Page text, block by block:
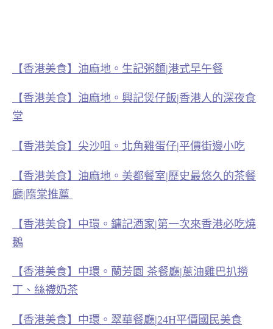
【香港美食】油麻地。生記粥麵|港式早午餐
【香港美食】油麻地。興記煲仔飯|香港人的深夜食
堂
【香港美食】尖沙咀。北角雞蛋仔|平價街邊小吃
【香港美食】油麻地。美都餐室|歷史最悠久的茶餐
廳|隋棠推薦
【香港美食】中環。鏞記酒家|第一次來香港必吃燒
鵝
【香港美食】中環。蘭芳園 茶餐廳|蔥油雞巴扒撈
丁、絲襪奶茶
【香港美食】中環。翠華餐廳|24H平價國民美食